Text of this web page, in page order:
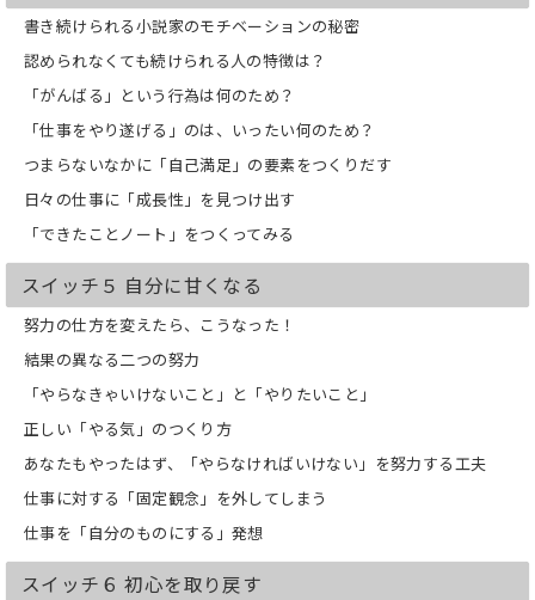
書き続けられる小説家のモチベーションの秘密
認められなくても続けられる人の特徴は？
「がんばる」という行為は何のため？
「仕事をやり遂げる」のは、いったい何のため？
つまらないなかに「自己満足」の要素をつくりだす
日々の仕事に「成長性」を見つけ出す
「できたことノート」をつくってみる
スイッチ５ 自分に甘くなる
努力の仕方を変えたら、こうなった！
結果の異なる二つの努力
「やらなきゃいけないこと」と「やりたいこと」
正しい「やる気」のつくり方
あなたもやったはず、「やらなければいけない」を努力する工夫
仕事に対する「固定観念」を外してしまう
仕事を「自分のものにする」発想
スイッチ６ 初心を取り戻す